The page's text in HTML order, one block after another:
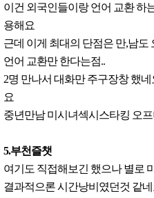
이건 외국인들이랑 언어 교환 하
용해요
근데 이게 최대의 단점은 만,남
언어 교환만 한다는점..
2명 만나서 대화만 주구장창 했
요
중년만남 미시녀섹시스타킹 오
5.부천즐챗
여기도 직접해보긴 했으나 별로
결과적으론 시간낭비였던것 같